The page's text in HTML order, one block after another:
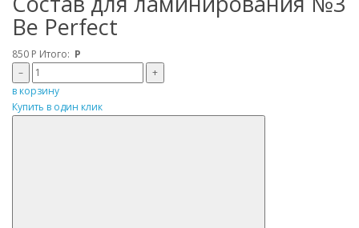
Be Perfect
850 Р Итого: Р
–
+
в корзину
Купить в один клик